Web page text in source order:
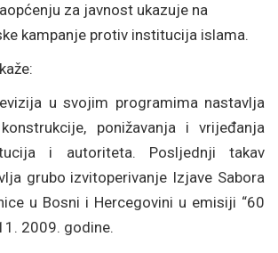
za javnost ukazuje na
kampanje protiv institucija islama.
u svojim programima nastavlja
ponižavanja i vrijeđanja
i autoriteta. Posljednji takav
grubo izvitoperivanje Izjave Sabora
u Bosni i Hercegovini u emisiji “60
2009. godine.